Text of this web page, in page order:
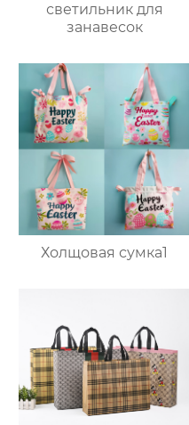
светильник для
занавесок
Холщовая сумка1